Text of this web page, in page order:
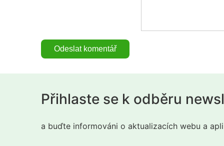
Přihlaste se k odběru
a buďte informováni o aktualizacích webu a